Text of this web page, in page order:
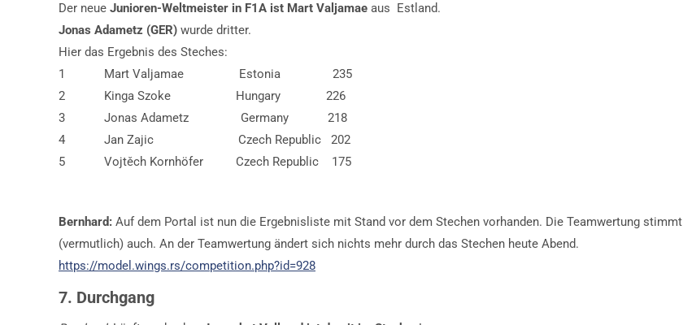
Der neue Junioren-Weltmeister in F1A ist Mart Valjamae aus Estland.
Jonas Adametz (GER) wurde dritter.
Hier das Ergebnis des Steches:
1 Mart Valjamae Estonia 235
2 Kinga Szoke Hungary 226
3 Jonas Adametz Germany 218
4 Jan Zajic Czech Republic 202
5 Vojtěch Kornhöfer Czech Republic 175
Bernhard: Auf dem Portal ist nun die Ergebnisliste mit Stand vor dem Stechen vorhanden. Die Teamwertung stimmt
(vermutlich) auch. An der Teamwertung ändert sich nichts mehr durch das Stechen heute Abend.
https://model.wings.rs/competition.php?id=928
7. Durchgang